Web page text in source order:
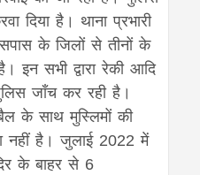
दिया है। थाना प्रभारी
के जिलों से तीनों के
इन सभी द्वारा रेकी आदि
जाँच कर रही है।
के साथ मुस्लिमों की
नहीं है। जुलाई 2022 में
के बाहर से 6